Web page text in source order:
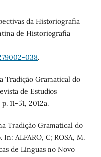
da Historiografia
de Historiografia
038.
Tradição Gramatical do
de Estudios
11-51, 2012a.
Tradição Gramatical do
ALFARO, C; ROSA, M.
de Línguas no Novo